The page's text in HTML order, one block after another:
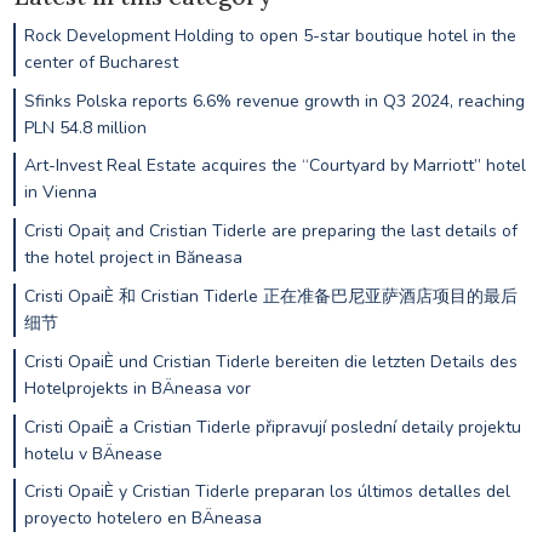
Rock Development Holding to open 5-star boutique hotel in the
center of Bucharest
Sfinks Polska reports 6.6% revenue growth in Q3 2024, reaching
PLN 54.8 million
Art-Invest Real Estate acquires the “Courtyard by Marriott” hotel
in Vienna
Cristi Opaiț and Cristian Tiderle are preparing the last details of
the hotel project in Băneasa
Cristi OpaiÈ 和 Cristian Tiderle 正在准备巴尼亚萨酒店项目的最后
细节
Cristi OpaiÈ und Cristian Tiderle bereiten die letzten Details des
Hotelprojekts in BÄneasa vor
Cristi OpaiÈ a Cristian Tiderle připravují poslední detaily projektu
hotelu v BÄnease
Cristi OpaiÈ y Cristian Tiderle preparan los últimos detalles del
proyecto hotelero en BÄneasa